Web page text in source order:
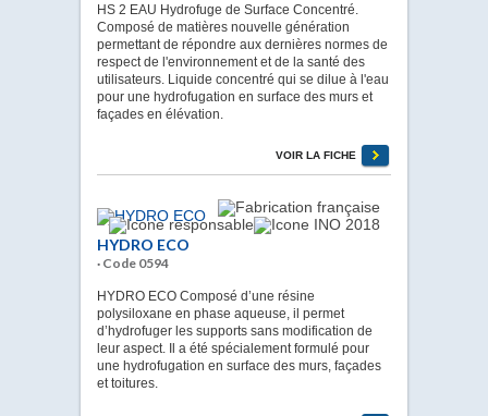
HS 2 EAU Hydrofuge de Surface Concentré.
Composé de matières nouvelle génération
permettant de répondre aux dernières normes de
respect de l'environnement et de la santé des
utilisateurs. Liquide concentré qui se dilue à l'eau
pour une hydrofugation en surface des murs et
façades en élévation.
VOIR LA FICHE
HYDRO ECO
· Code 0594
HYDRO ECO Composé d’une résine
polysiloxane en phase aqueuse, il permet
d’hydrofuger les supports sans modification de
leur aspect. Il a été spécialement formulé pour
une hydrofugation en surface des murs, façades
et toitures.